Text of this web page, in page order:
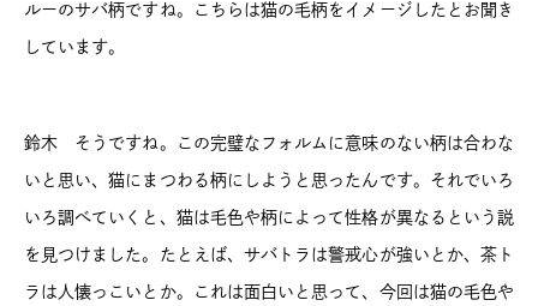
ルーのサバ柄ですね。こちらは猫の毛柄をイメージしたとお聞き
しています。
鈴木 そうですね。この完璧なフォルムに意味のない柄は合わな
いと思い、猫にまつわる柄にしようと思ったんです。それでいろ
いろ調べていくと、猫は毛色や柄によって性格が異なるという説
を見つけました。たとえば、サバトラは警戒心が強いとか、茶ト
ラは人懐っこいとか。これは面白いと思って、今回は猫の毛色や